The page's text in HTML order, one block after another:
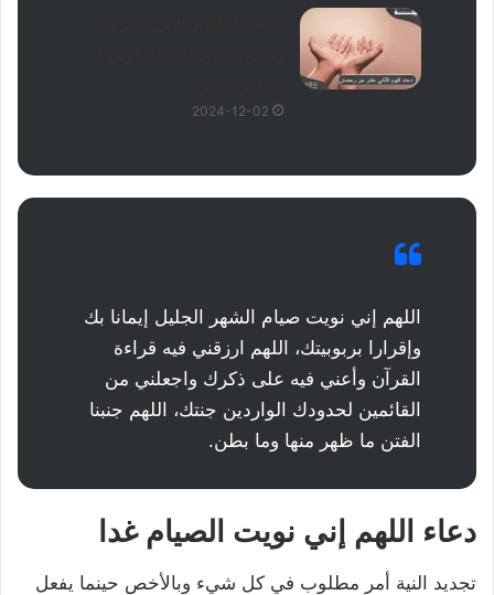
2024-12-02
اللهم إني نويت صيام الشهر الجليل إيمانا بك
وإقرارا بربوبيتك، اللهم ارزقني فيه قراءة
القرآن وأعني فيه على ذكرك واجعلني من
القائمين لحدودك الواردين جنتك، اللهم جنبنا
الفتن ما ظهر منها وما بطن.
دعاء اللهم إني نويت الصيام غدا
تجديد النية أمر مطلوب في كل شيء وبالأخص حينما يفعل